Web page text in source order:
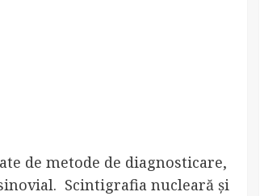
de metode de diagnosticare,
Scintigrafia nucleară și